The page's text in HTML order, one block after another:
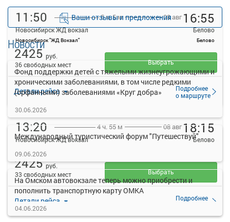
11:50
Новосибирск ЖД вокзал
Новосибирск "ЖД Вокзал"
5 ч. 5 м 08 авг 16:55
Белово
Белово
Детали рейса
Подробнее
о маршруте
2425 руб.
36 свободных мест
Выбрать
13:20
Новосибирск ЖД вокзал
4 ч. 55 м 08 авг 18:15
Белово
Детали рейса
Подробнее
2425 руб.
33 свободных мест
Выбрать
Ваши отзывы и предложения
Новости
Фонд поддержки детей с тяжелыми жизнеугрожающими и
хроническими заболеваниями, в том числе редкими
(орфанными) заболеваниями «Круг добра»
30.06.2026
Международный туристический форум "Путешествуй"
09.06.2026
На Омском автовокзале теперь можно приобрести и
пополнить транспортную карту ОМКА
04.06.2026